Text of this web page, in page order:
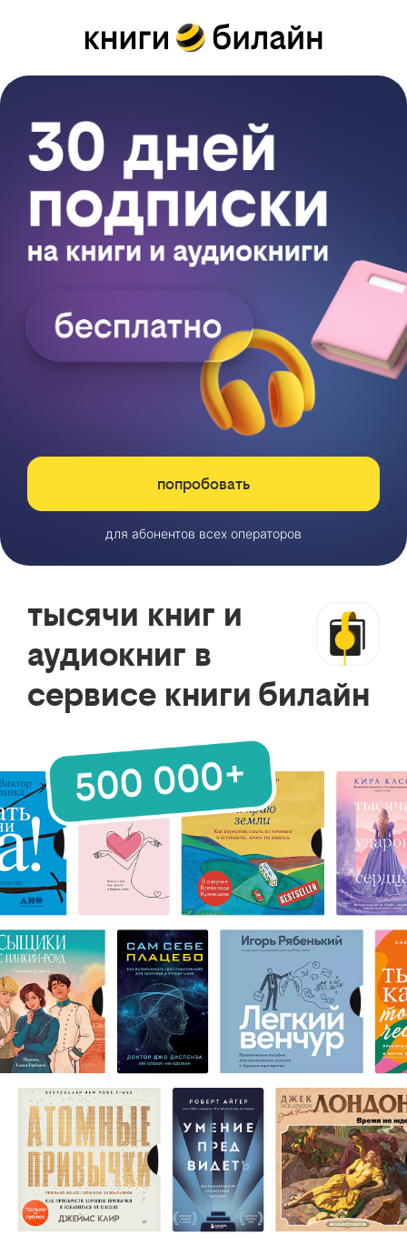
попробовать
для абонентов всех операторов
тысячи книг и
аудиокниг в
сервисе книги билайн